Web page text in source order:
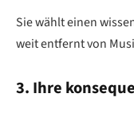
Sie wählt einen
weit entfernt von
3. Ihre